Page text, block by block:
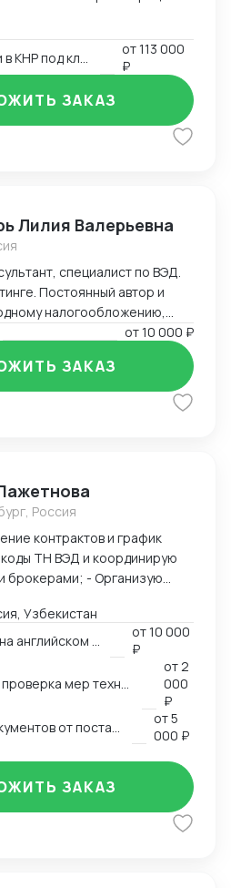
России и получения
миграции бизнеса, открытия
оформления приглашений
с госорганами и
контрагентов до
сделок и абонентского
от113 000
₽
ЗАКАЗ
Лилия Валерьевна
специалист по ВЭД.
Постоянный автор и
налогообложению,
Подготовка правовых
в РФ и
Структурирование
договоров, представление
налоговых органах,
от10 000 ₽
ЗАКАЗ
Россия
контрактов и график
- Организую
с
расходы за
и правильного кода; -
чистоту сделок,
листов, контрактов.
Узбекистан
от10 000
₽
Подбор кодов ТНВЭД, проверка мер технического регулирования, запретов и ограничений
от2
000
₽
от5
000 ₽
ЗАКАЗ